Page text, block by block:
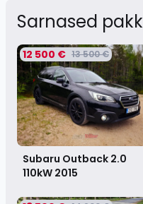
Sarnased
12 500 € 13 500 €
Subaru Outback 2.0
110kW 2015